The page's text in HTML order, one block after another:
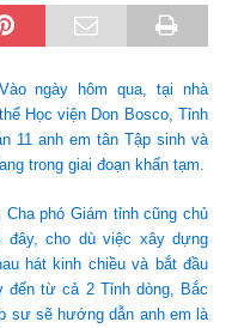
Vào ngày hôm qua, tại nhà
Học viện Don Bosco, Tỉnh
11 anh em tân Tập sinh và
trong giai đoạn khấn tạm.
phó Giám tỉnh cũng chủ
đây, cho dù việc xây dựng
hát kinh chiều và bắt đầu
đến từ cả 2 Tỉnh dòng, Bắc
sư sẽ hướng dẫn anh em là